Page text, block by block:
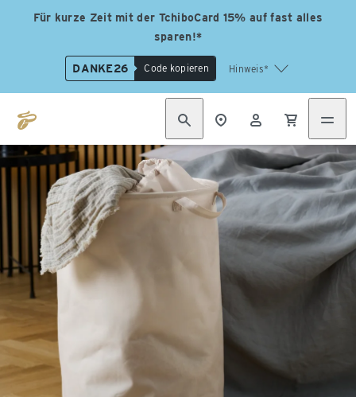
Für kurze Zeit mit der TchiboCard 15% auf fast alles
sparen!*
DANKE26 Code kopieren Hinweis*